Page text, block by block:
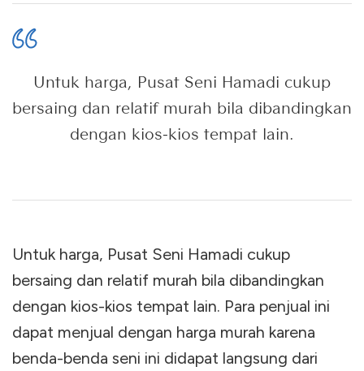
Untuk harga, Pusat Seni Hamadi cukup
bersaing dan relatif murah bila dibandingkan
dengan kios-kios tempat lain.
Untuk harga, Pusat Seni Hamadi cukup
bersaing dan relatif murah bila dibandingkan
dengan kios-kios tempat lain. Para penjual ini
dapat menjual dengan harga murah karena
benda-benda seni ini didapat langsung dari